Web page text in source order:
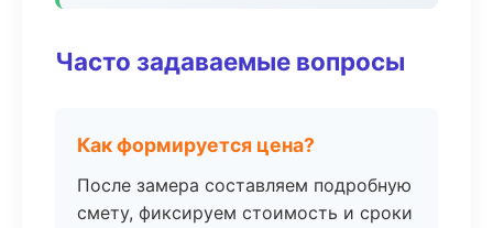
Часто задаваемые вопросы
Как формируется цена?
После замера составляем подробную
смету, фиксируем стоимость и сроки